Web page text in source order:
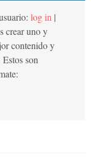
log in |
crear uno y
contenido y
son